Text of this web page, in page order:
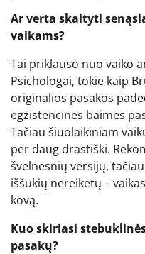
Ar verta skaityti
vaikams?
Tai priklauso nuo vaiko
Psichologai, tokie kaip
originalios pasakos
egzistencines baimes
Tačiau šiuolaikiniam
per daug drastiški.
švelnesnių versijų,
iššūkių nereikėtų –
kovą.
Kuo skiriasi
pasakų?